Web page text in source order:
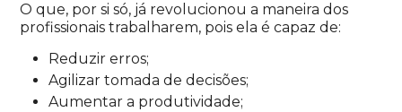
O que, por si só, já revolucionou a maneira dos
profissionais trabalharem, pois ela é capaz de:
Reduzir erros;
Agilizar tomada de decisões;
Aumentar a produtividade;